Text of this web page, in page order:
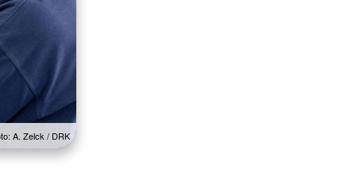
A. Zelck / DRK